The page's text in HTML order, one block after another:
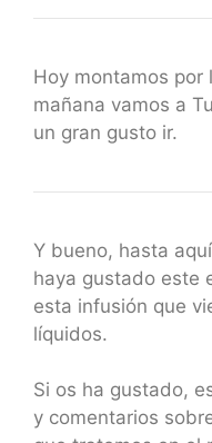
Hoy montamos por
mañana vamos a
un gran gusto ir.
Y bueno, hasta
haya gustado este
esta infusión que
líquidos.
Si os ha gustado,
y comentarios